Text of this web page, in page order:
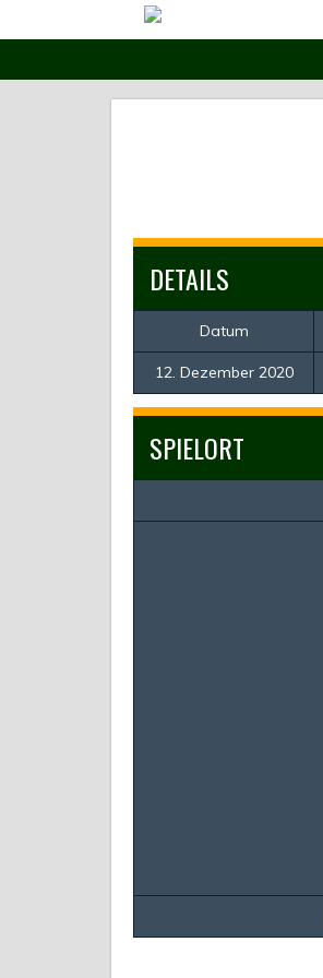
to
DETAILS
Datum
12. Dezember 2020
SPIELORT